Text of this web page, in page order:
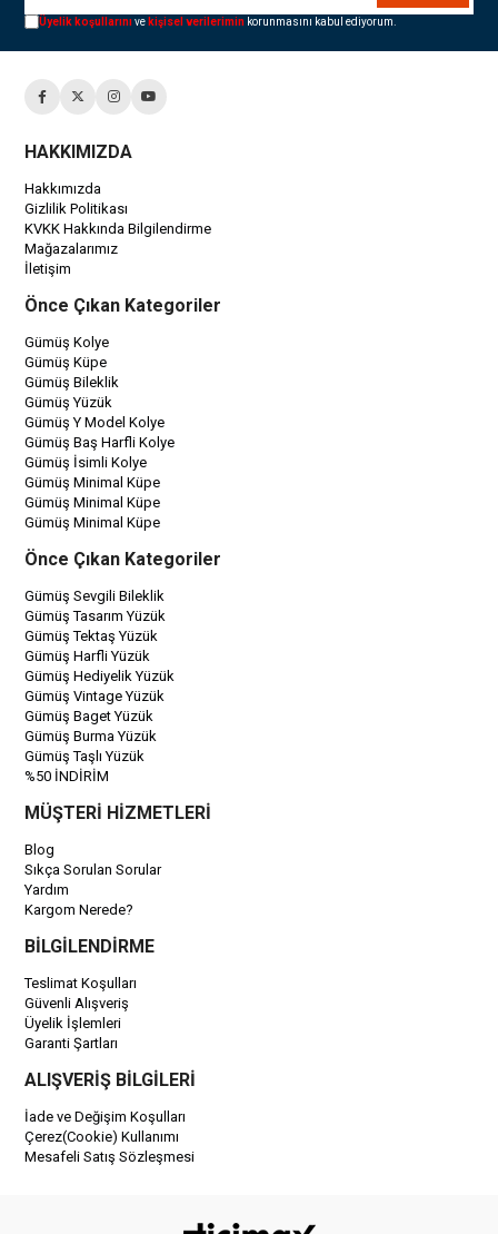
Üyelik koşullarınıve kişisel verilerimin korunmasını kabul ediyorum.
HAKKIMIZDA
Hakkımızda
Gizlilik Politikası
KVKK Hakkında Bilgilendirme
Mağazalarımız
İletişim
Önce Çıkan Kategoriler
Gümüş Kolye
Gümüş Küpe
Gümüş Bileklik
Gümüş Yüzük
Gümüş Y Model Kolye
Gümüş Baş Harfli Kolye
Gümüş İsimli Kolye
Gümüş Minimal Küpe
Gümüş Minimal Küpe
Gümüş Minimal Küpe
Önce Çıkan Kategoriler
Gümüş Sevgili Bileklik
Gümüş Tasarım Yüzük
Gümüş Tektaş Yüzük
Gümüş Harfli Yüzük
Gümüş Hediyelik Yüzük
Gümüş Vintage Yüzük
Gümüş Baget Yüzük
Gümüş Burma Yüzük
Gümüş Taşlı Yüzük
%50 İNDİRİM
MÜŞTERİ HİZMETLERİ
Blog
Sıkça Sorulan Sorular
Yardım
Kargom Nerede?
BİLGİLENDİRME
Teslimat Koşulları
Güvenli Alışveriş
Üyelik İşlemleri
Garanti Şartları
ALIŞVERİŞ BİLGİLERİ
İade ve Değişim Koşulları
Çerez(Cookie) Kullanımı
Mesafeli Satış Sözleşmesi